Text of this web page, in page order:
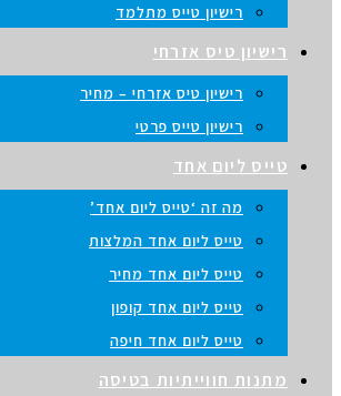
רישיון טייס מתלמד
טיס אזרחי
רישיון טיס אזרחי – מחיר
רישיון טייס פרטי
ליום אחד
מה זה ‘טייס ליום אחד’
טייס ליום אחד המלצות
טייס ליום אחד מחיר
טייס ליום אחד קופון
טייס ליום אחד חיפה
חווייתיות בטיסה